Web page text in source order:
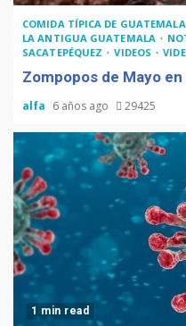
COMIDA TÍPICA DE GUATEMALA
LA ANTIGUA GUATEMALA
SACATEPÉQUEZ
VIDEOS
Zompopos de Mayo
alfa 6 años ago 29425
1 min read